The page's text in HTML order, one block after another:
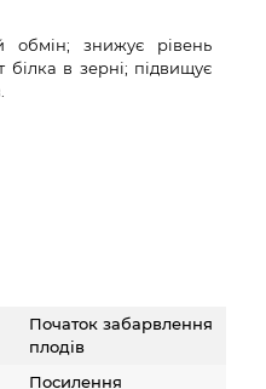
обмін; знижує рівень
білка в зерні; підвищує
Початок забарвлення
плодів
Посилення